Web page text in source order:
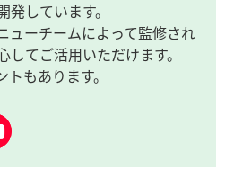
発しています。
ューチームによって監修され
してご活用いただけます。
もあります。